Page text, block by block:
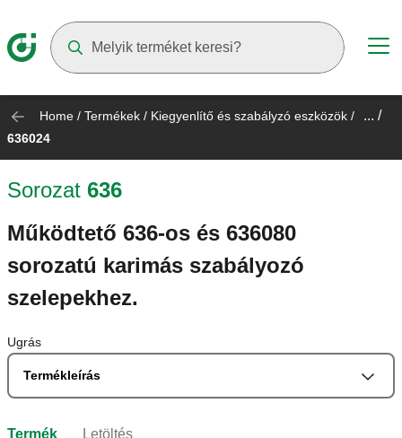
Home / Termékek / Kiegyenlítő és szabályzó eszközök / ... /
636024
Sorozat 636
Működtető 636-os és 636080
sorozatú karimás szabályozó
szelepekhez.
Ugrás
Termékleírás
Termék Letöltés